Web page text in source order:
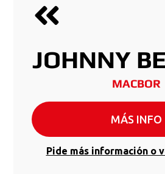
JOHNNY
MACBOR
MÁS INFO
Pide más información o